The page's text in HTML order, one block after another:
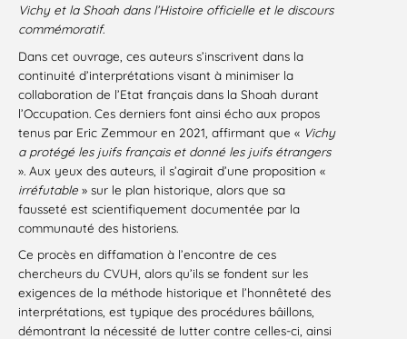
Vichy et la Shoah dans l’Histoire officielle et le discours
commémoratif.
Dans cet ouvrage, ces auteurs s’inscrivent dans la
continuité d’interprétations visant à minimiser la
collaboration de l’Etat français dans la Shoah durant
l’Occupation. Ces derniers font ainsi écho aux propos
tenus par Eric Zemmour en 2021, affirmant que « Vichy
a protégé les juifs français et donné les juifs étrangers
». Aux yeux des auteurs, il s’agirait d’une proposition «
irréfutable » sur le plan historique, alors que sa
fausseté est scientifiquement documentée par la
communauté des historiens.
Ce procès en diffamation à l’encontre de ces
chercheurs du CVUH, alors qu’ils se fondent sur les
exigences de la méthode historique et l’honnêteté des
interprétations, est typique des procédures bâillons,
démontrant la nécessité de lutter contre celles-ci, ainsi